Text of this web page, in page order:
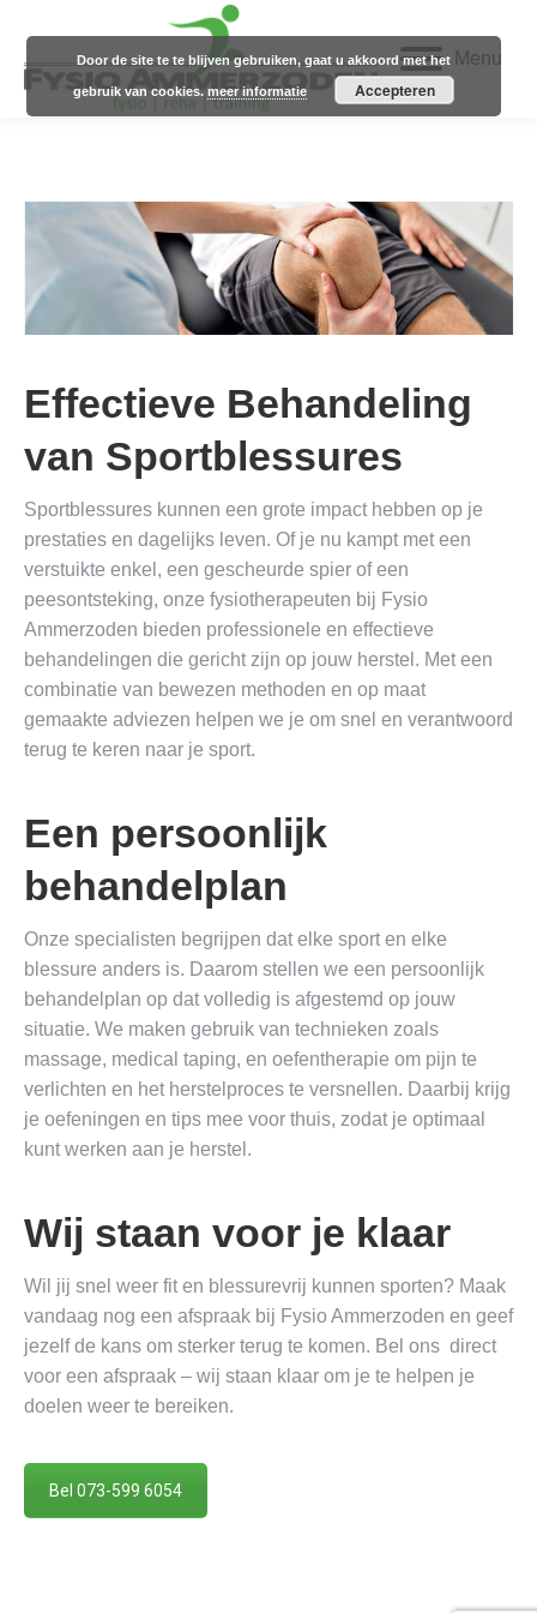
Menu
Effectieve Behandeling
van Sportblessures
Sportblessures kunnen een grote impact hebben op je
prestaties en dagelijks leven. Of je nu kampt met een
verstuikte enkel, een gescheurde spier of een
peesontsteking, onze fysiotherapeuten bij Fysio
Ammerzoden bieden professionele en effectieve
behandelingen die gericht zijn op jouw herstel. Met een
combinatie van bewezen methoden en op maat
gemaakte adviezen helpen we je om snel en verantwoord
terug te keren naar je sport.
Een persoonlijk
behandelplan
Onze specialisten begrijpen dat elke sport en elke
blessure anders is. Daarom stellen we een persoonlijk
behandelplan op dat volledig is afgestemd op jouw
situatie. We maken gebruik van technieken zoals
massage, medical taping, en oefentherapie om pijn te
verlichten en het herstelproces te versnellen. Daarbij krijg
je oefeningen en tips mee voor thuis, zodat je optimaal
kunt werken aan je herstel.
Wij staan voor je klaar
Wil jij snel weer fit en blessurevrij kunnen sporten? Maak
vandaag nog een afspraak bij Fysio Ammerzoden en geef
jezelf de kans om sterker terug te komen. Bel ons direct
voor een afspraak – wij staan klaar om je te helpen je
doelen weer te bereiken.
Bel 073-599 6054
Door de site te te blijven gebruiken, gaat u akkoord met het
gebruik van cookies.meer informatie Accepteren